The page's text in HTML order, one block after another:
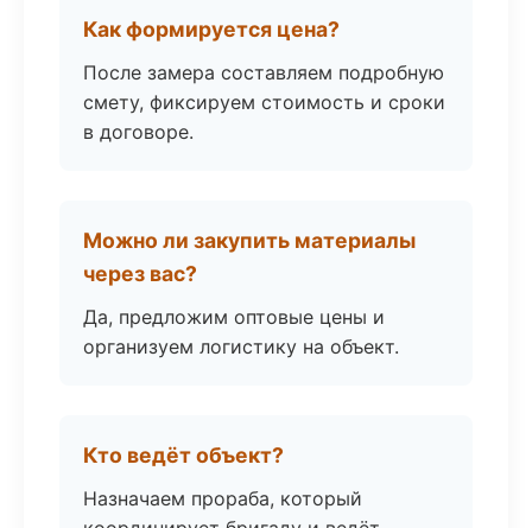
Как формируется цена?
После замера составляем подробную
смету, фиксируем стоимость и сроки
в договоре.
Можно ли закупить материалы
через вас?
Да, предложим оптовые цены и
организуем логистику на объект.
Кто ведёт объект?
Назначаем прораба, который